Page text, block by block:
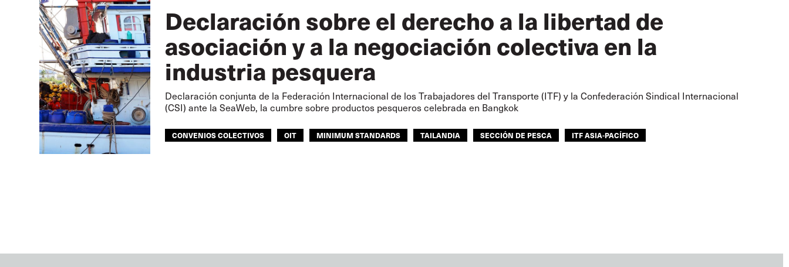
Declaración sobre el derecho a la libertad de
asociación y a la negociación colectiva en la
industria pesquera
Declaración conjunta de la Federación Internacional de los Trabajadores del Transporte (ITF) y la Confederación Sindical Internacional
(CSI) ante la SeaWeb, la cumbre sobre productos pesqueros celebrada en Bangkok
CONVENIOS COLECTIVOS OIT MINIMUM STANDARDS TAILANDIA SECCIÓN DE PESCA ITF ASIA-PACÍFICO